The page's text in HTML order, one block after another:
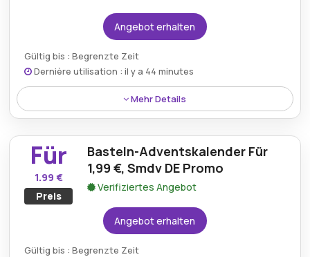
Angebot erhalten
Gültig bis : Begrenzte Zeit
Dernière utilisation : il y a 44 minutes
Mehr Details
Bleiben Sie über die neuesten Angebote und
Angebote auf dem Laufenden, indem Sie den
Smdv.de-Newsletter für exklusive Gutscheine und
Rabatte abonnieren.
Für
1.99 €
Preis
Basteln-Adventskalender Für
1,99 €, Smdv DE Promo
Verifiziertes Angebot
Angebot erhalten
Gültig bis : Begrenzte Zeit